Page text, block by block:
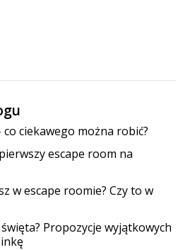
ciekawego można robić?
escape room na
w escape roomie? Czy to w
Propozycje wyjątkowych